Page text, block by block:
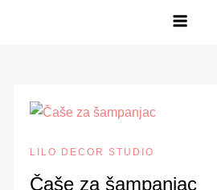
LILO DECOR STUDIO
Čaše za šampanjac